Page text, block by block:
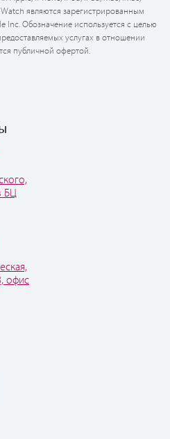
являются зарегистрированным
Обозначение используется с целью
услугах в отношении
публичной офертой.
БЦ
офис